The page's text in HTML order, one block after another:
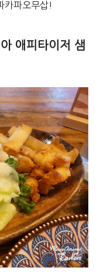
카파오무삽!
애피타이저 샘